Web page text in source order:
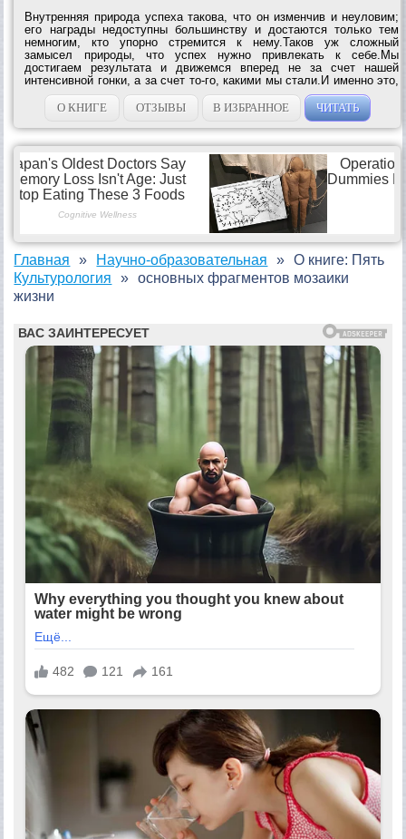
Внутренняя природа успеха такова, что он изменчив и неуловим;
его награды недоступны большинству и достаются только тем
немногим, кто упорно стремится к нему.Таков уж сложный
замысел природы, что успех нужно привлекать к себе.Мы
достигаем результата и движемся вперед не за счет нашей
интенсивной гонки, а за счет то-го, какими мы стали.И именно это,
в конце концов, определяет наши результаты.«Чтобы больше
иметь, мы сначала должны...
О КНИГЕ ОТЗЫВЫ В ИЗБРАННОЕ ЧИТАТЬ
Главная
Научно-образовательная
Культурология
О книге: Пять
основных фрагментов мозаики
жизни